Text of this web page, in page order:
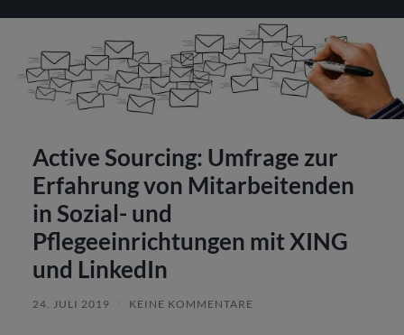
Active Sourcing: Umfrage zur
Erfahrung von Mitarbeitenden
in Sozial- und
Pflegeeinrichtungen mit XING
und LinkedIn
24. JULI 2019 KEINE KOMMENTARE